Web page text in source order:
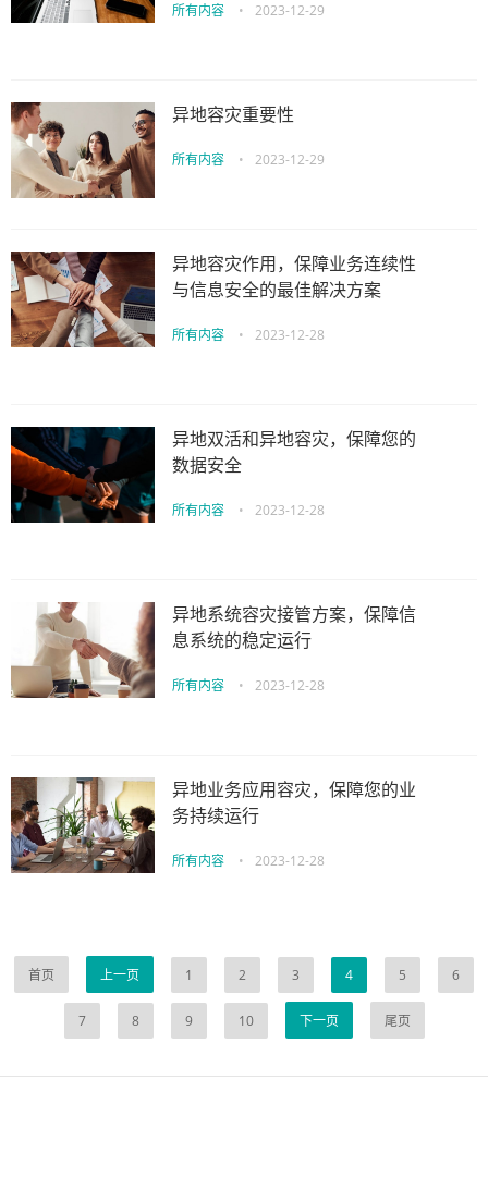
所有内容 • 2023-12-29
异地容灾重要性
所有内容 • 2023-12-29
异地容灾作用，保障业务连续性
与信息安全的最佳解决方案
所有内容 • 2023-12-28
异地双活和异地容灾，保障您的
数据安全
所有内容 • 2023-12-28
异地系统容灾接管方案，保障信
息系统的稳定运行
所有内容 • 2023-12-28
异地业务应用容灾，保障您的业
务持续运行
所有内容 • 2023-12-28
首页 上一页 1 2 3 4 5 6
7 8 9 10 下一页 尾页